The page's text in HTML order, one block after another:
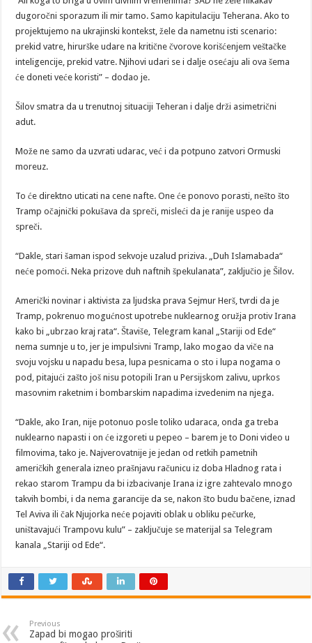
dugoročni sporazum ili mir tamo. Samo kapitulaciju Teherana. Ako to
projektujemo na ukrajinski kontekst, žele da nametnu isti scenario:
prekid vatre, hirurške udare na kritične čvorove korišćenjem veštačke
inteligencije, prekid vatre. Njihovi udari se i dalje osećaju ali ova šema
će doneti veće koristi” – dodao je.
Šilov smatra da u trenutnoj situaciji Teheran i dalje drži asimetrični
adut.
Može ne samo da uzvrati udarac, već i da potpuno zatvori Ormuski
moreuz.
To će direktno uticati na cene nafte. One će ponovo porasti, nešto što
Tramp očajnički pokušava da spreči, misleći da je ranije uspeo da
spreči.
“Dakle, stari šaman ispod sekvoje uzalud priziva. „Duh Islamabada“
neće pomoći. Neka prizove duh naftnih špekulanata”, zaključio je Šilov.
Američki novinar i aktivista za ljudska prava Sejmur Herš, tvrdi da je
Tramp, pokrenuo mogućnost upotrebe nuklearnog oružja protiv Irana
kako bi „ubrzao kraj rata“. Štaviše, Telegram kanal „Stariji od Ede“
nema sumnje u to, jer je impulsivni Tramp, lako mogao da viče na
svoju vojsku u napadu besa, lupa pesnicama o sto i lupa nogama o
pod, pitajući zašto još nisu potopili Iran u Persijskom zalivu, uprkos
masovnim raketnim i bombarskim napadima izvedenim na njega.
“Dakle, ako Iran, nije potonuo posle toliko udaraca, onda ga treba
nuklearno napasti i on će izgoreti u pepeo – barem je to Doni video u
filmovima, tako je. Najverovatnije je jedan od retkih pametnih
američkih generala izneo prašnjavu računicu iz doba Hladnog rata i
rekao starom Trampu da bi izbacivanje Irana iz igre zahtevalo mnogo
takvih bombi, i da nema garancije da se, nakon što budu bačene, iznad
Tel Aviva ili čak Njujorka neće pojaviti oblak u obliku pečurke,
uništavajući Trampovu kulu” – zaključuje se materijal sa Telegram
kanala „Stariji od Ede“.
Previous
Zapad bi mogao proširiti